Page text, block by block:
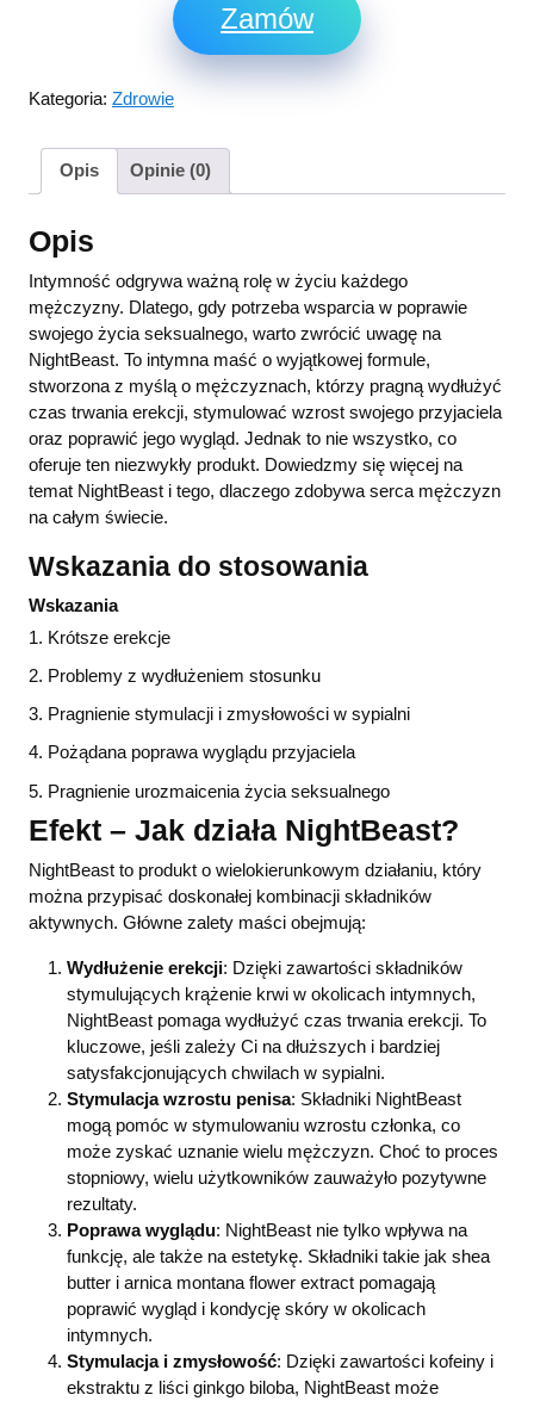
Zamów
Kategoria: Zdrowie
Opis Opinie (0)
Opis
Intymność odgrywa ważną rolę w życiu każdego
mężczyzny. Dlatego, gdy potrzeba wsparcia w poprawie
swojego życia seksualnego, warto zwrócić uwagę na
NightBeast. To intymna maść o wyjątkowej formule,
stworzona z myślą o mężczyznach, którzy pragną wydłużyć
czas trwania erekcji, stymulować wzrost swojego przyjaciela
oraz poprawić jego wygląd. Jednak to nie wszystko, co
oferuje ten niezwykły produkt. Dowiedzmy się więcej na
temat NightBeast i tego, dlaczego zdobywa serca mężczyzn
na całym świecie.
Wskazania do stosowania
Wskazania
1. Krótsze erekcje
2. Problemy z wydłużeniem stosunku
3. Pragnienie stymulacji i zmysłowości w sypialni
4. Pożądana poprawa wyglądu przyjaciela
5. Pragnienie urozmaicenia życia seksualnego
Efekt – Jak działa NightBeast?
NightBeast to produkt o wielokierunkowym działaniu, który
można przypisać doskonałej kombinacji składników
aktywnych. Główne zalety maści obejmują:
Wydłużenie erekcji: Dzięki zawartości składników
stymulujących krążenie krwi w okolicach intymnych,
NightBeast pomaga wydłużyć czas trwania erekcji. To
kluczowe, jeśli zależy Ci na dłuższych i bardziej
satysfakcjonujących chwilach w sypialni.
Stymulacja wzrostu penisa: Składniki NightBeast
mogą pomóc w stymulowaniu wzrostu członka, co
może zyskać uznanie wielu mężczyzn. Choć to proces
stopniowy, wielu użytkowników zauważyło pozytywne
rezultaty.
Poprawa wyglądu: NightBeast nie tylko wpływa na
funkcję, ale także na estetykę. Składniki takie jak shea
butter i arnica montana flower extract pomagają
poprawić wygląd i kondycję skóry w okolicach
intymnych.
Stymulacja i zmysłowość: Dzięki zawartości kofeiny i
ekstraktu z liści ginkgo biloba, NightBeast może